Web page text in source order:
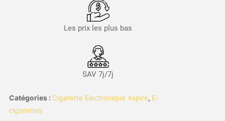
Les prix les plus bas
SAV 7j/7j
Catégories : Cigarette Electronique Aspire, E-
cigarettes